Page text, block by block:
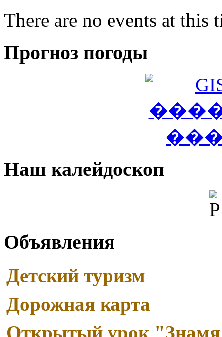
There are no events at this
Прогноз погоды
Наш калейдоскоп
Объявления
Детский туризм
Read More
Дорожная карта
Паспорт дорожной безопасности образовательного учреждения
Открытый урок